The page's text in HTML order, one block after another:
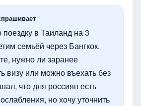
в Таиланд на 3
семьёй через Бангкок.
нужно ли заранее
визу или можно въехать без
что для россиян есть
но хочу уточнить